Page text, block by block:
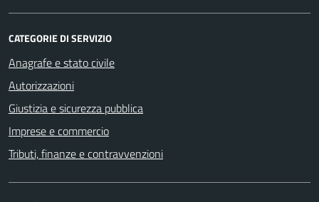
CATEGORIE DI SERVIZIO
Anagrafe e stato civile
Autorizzazioni
Giustizia e sicurezza pubblica
Imprese e commercio
Tributi, finanze e contravvenzioni